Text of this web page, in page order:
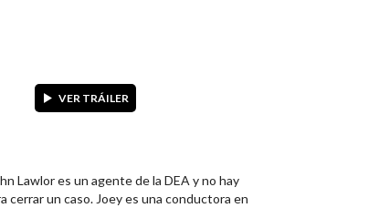
VER TRÁILER
Lawlor es un agente de la DEA y no hay
cerrar un caso. Joey es una conductora en